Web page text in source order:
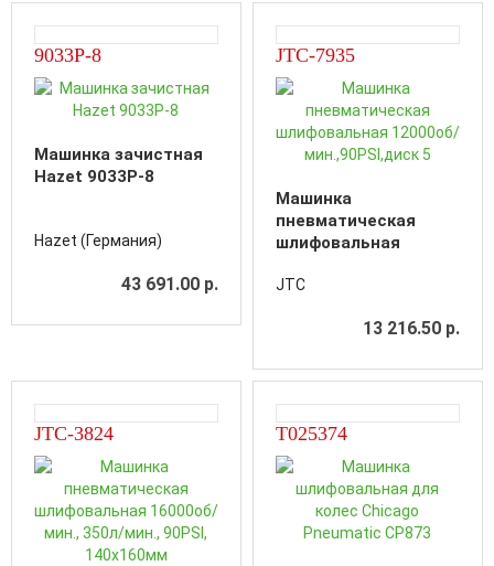
9033P-8
Машинка зачистная
Hazet 9033P-8
Hazet (Германия)
43 691.00 р.
JTC-7935
Машинка
пневматическая
шлифовальная
мин.,90PSI,диск 5
JTC
13 216.50 р.
JTC-3824 T025374